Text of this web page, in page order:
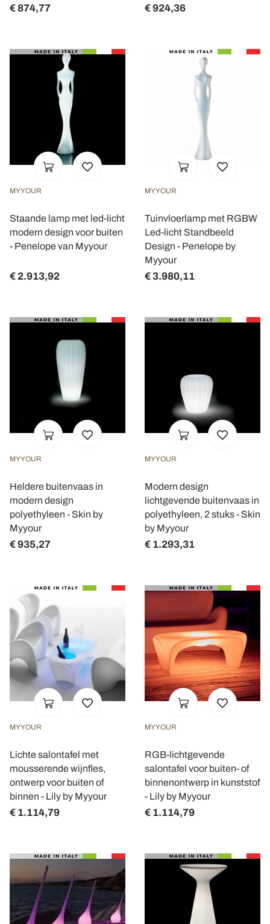
€ 874,77 € 924,36
MYYOUR
Staande lamp met led-licht
modern design voor buiten
- Penelope van Myyour
€ 2.913,92
MYYOUR
Tuinvloerlamp met RGBW
Led-licht Standbeeld
Design - Penelope by
Myyour
€ 3.980,11
MYYOUR
Heldere buitenvaas in
modern design
polyethyleen - Skin by
Myyour
€ 935,27
MYYOUR
Modern design
lichtgevende buitenvaas in
polyethyleen, 2 stuks - Skin
by Myyour
€ 1.293,31
MYYOUR
Lichte salontafel met
mousserende wijnfles,
ontwerp voor buiten of
binnen - Lily by Myyour
€ 1.114,79
MYYOUR
RGB-lichtgevende
salontafel voor buiten- of
binnenontwerp in kunststof
- Lily by Myyour
€ 1.114,79